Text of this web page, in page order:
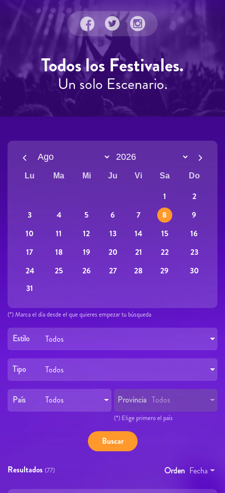
Todos los Festivales.
Un solo Escenario.
Lu Ma Mi Ju Vi Sa Do
1
2
3
4 5 6 7 8
9
10
11 12 13 14 15
16
17
18 19 20 21 22
23
24
25 26 27 28 29
30
31
(*) Marca el día desde el que quieres empezar tu búsqueda
Estilo Todos
Tipo Todos
País Todos Provincia Todos
(*) Elige primero el país
Resultados (77) Orden Fecha